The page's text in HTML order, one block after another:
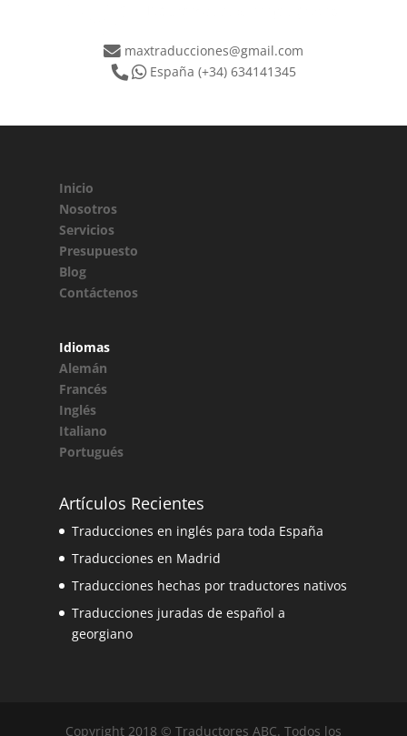
maxtraducciones@gmail.com
España (+34) 634141345
Inicio
Nosotros
Servicios
Presupuesto
Blog
Contáctenos
Idiomas
Alemán
Francés
Inglés
Italiano
Portugués
Artículos Recientes
Traducciones en inglés para toda España
Traducciones en Madrid
Traducciones hechas por traductores nativos
Traducciones juradas de español a
georgiano
Copyright 2018 © Traductores ABC. Todos los